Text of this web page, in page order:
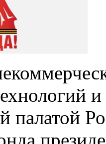
палатой